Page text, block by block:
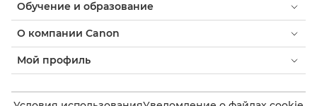
Обучение и образование
О компании Canon
Мой профиль